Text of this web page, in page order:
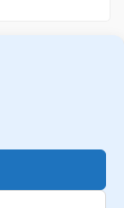
Privacy Policy